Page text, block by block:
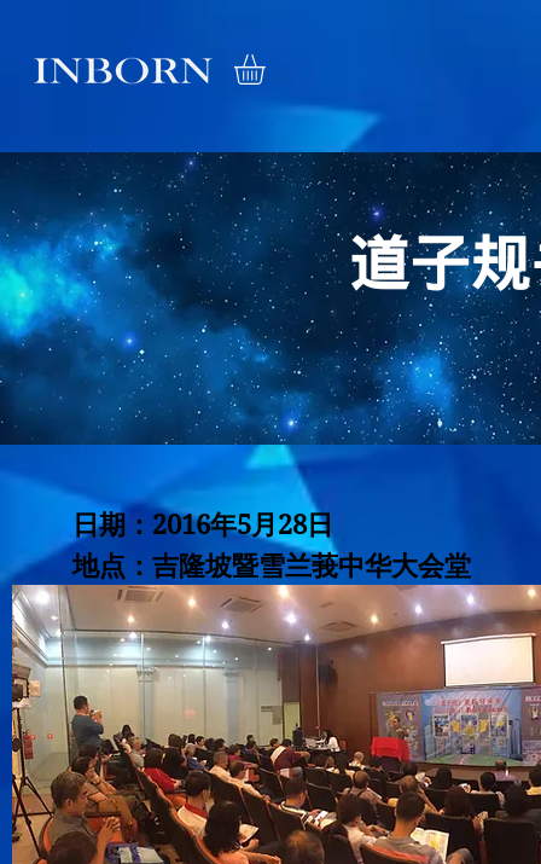
道子
日期：2016年5月28日
地点：吉隆坡暨雪兰莪中华大会堂​​